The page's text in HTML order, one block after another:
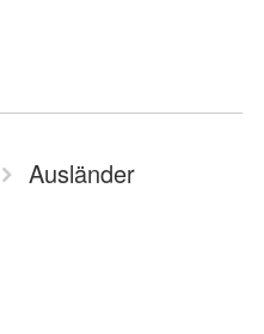
Ausländer